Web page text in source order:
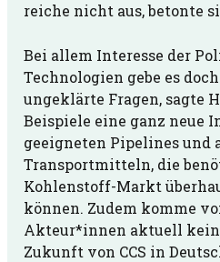
reiche nicht aus, betonte
Bei allem Interesse der
Technologien gebe es
ungeklärte Fragen, sagte
Beispiele eine ganz neue
geeigneten Pipelines und
Transportmitteln, die
Kohlenstoff-Markt
können. Zudem komme
Akteur*innen aktuell
Zukunft von CCS in